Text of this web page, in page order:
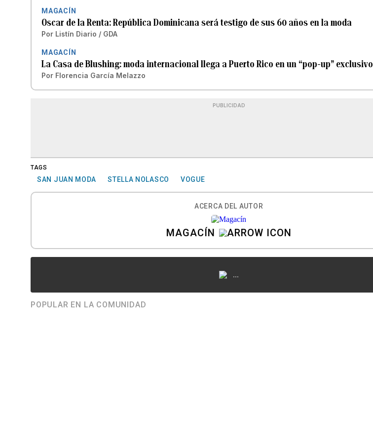
MAGACÍN
Oscar de la Renta: República Dominicana será testigo de sus 60 años en la moda
Por Listín Diario / GDA
MAGACÍN
La Casa de Blushing: moda internacional llega a Puerto Rico en un “pop-up” exclusivo
Por Florencia García Melazzo
PUBLICIDAD
TAGS
SAN JUAN MODA STELLA NOLASCO VOGUE
ACERCA DEL AUTOR
MAGACÍN
...
POPULAR EN LA COMUNIDAD